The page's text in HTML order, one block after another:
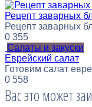
Рецепт заварных
Рецепт заварных
0 355
Салаты и закуски
Еврейский салат
Готовим салат
0 558
Вас это может